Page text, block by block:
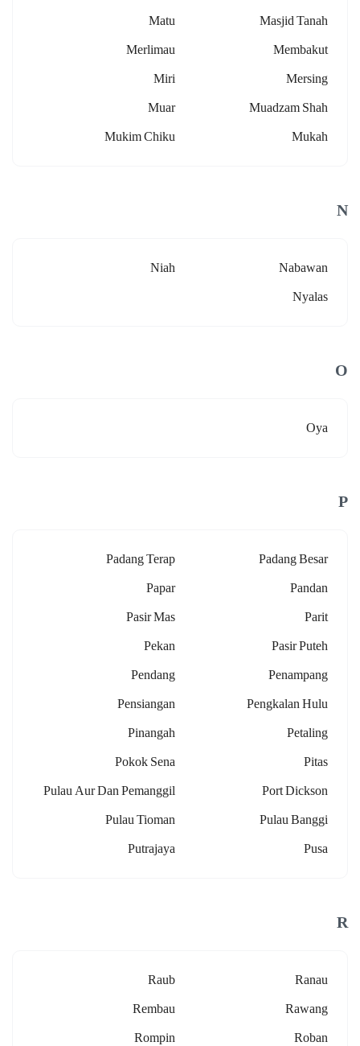
Masjid Tanah
Matu
Membakut
Merlimau
Mersing
Miri
Muadzam Shah
Muar
Mukah
Mukim Chiku
N
Nabawan
Niah
Nyalas
O
Oya
P
Padang Besar
Padang Terap
Pandan
Papar
Parit
Pasir Mas
Pasir Puteh
Pekan
Penampang
Pendang
Pengkalan Hulu
Pensiangan
Petaling
Pinangah
Pitas
Pokok Sena
Port Dickson
Pulau Aur Dan Pemanggil
Pulau Banggi
Pulau Tioman
Pusa
Putrajaya
R
Ranau
Raub
Rawang
Rembau
Roban
Rompin